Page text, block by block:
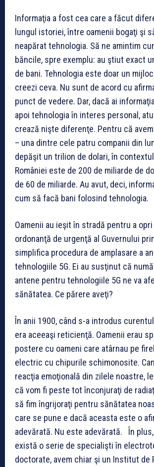
Informaţia a fost cea care a făcut
lungul istoriei, între oamenii bogaţi şi
neapărat tehnologia. Să ne amintim
băncile, spre exemplu: au ştiut exact
de bani. Tehnologia este doar un
creezi ceva. Nu sunt de acord cu
punct de vedere. Dar, dacă ai
apoi tehnologia în interes personal,
crează nişte diferenţe. Pentru că
– una dintre cele patru companii din
depăşit un trilion de dolari, în contextul
României este de 200 de miliarde de
de 60 de miliarde. Au avut, deci,
cum să facă bani folosind tehnologia.
Oamenii au ieşit în stradă pentru a
ordonanţă de urgenţă al Guvernului
simplifica procedura de amplasare a
tehnologiile 5G. Ei au susţinut că
antene pentru tehnologiile 5G ne va
sănătatea. Ce părere aveţi?
În anii 1900, când s-a introdus
era aceeaşi reticienţă. Oamenii erau
postere cu oameni care atârnau pe
electric cu chipurile schimonosite.
reacţia emoţională din zilele noastre,
că vom fi peste tot înconjuraţi de
să fim îngrijoraţi pentru sănătatea
care se pune e dacă aceasta este o
adevărată. Nu este adevărată. În plus,
există o serie de specialişti în
doctorate, avem chiar şi un Institut de